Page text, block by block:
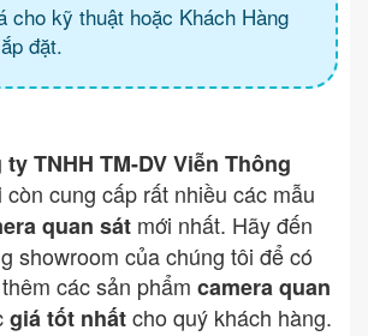
cho kỹ thuật hoặc Khách Hàng
đặt.
ty TNHH TM-DV Viễn Thông
còn cung cấp rất nhiều các mẫu
quan sát mới nhất. Hãy đến
showroom của chúng tôi để có
các sản phẩm camera quan
giá tốt nhấtcho quý khách hàng.